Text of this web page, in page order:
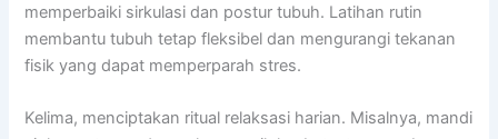
memperbaiki sirkulasi dan postur tubuh. Latihan rutin
membantu tubuh tetap fleksibel dan mengurangi tekanan
fisik yang dapat memperparah stres.
Kelima, menciptakan ritual relaksasi harian. Misalnya, mandi